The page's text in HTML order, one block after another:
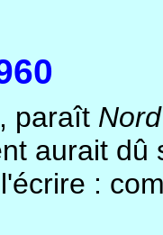
paraît Nord
aurait
: